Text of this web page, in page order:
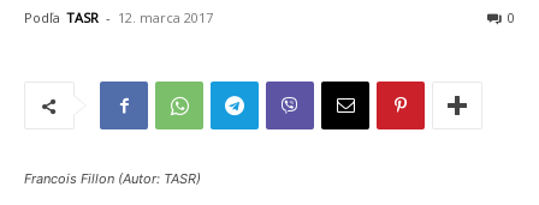
Podľa TASR - 12. marca 2017 0
Francois Fillon (Autor: TASR)